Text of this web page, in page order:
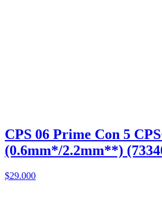
CPS 06 Prime Con 5
(0.6mm*/2.2mm**)
$29.000